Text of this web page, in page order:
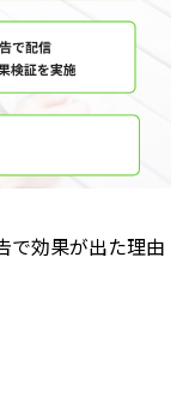
で効果が出た理由